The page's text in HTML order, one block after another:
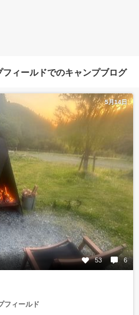
ィールドでのキャンプブログ
5月14日
53 6
フィールド